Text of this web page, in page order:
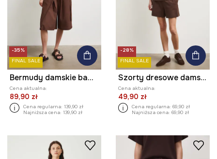
-35%
FINAL SALE
Bermudy damskie bawełniane gładkie
Cena aktualna:
89,90 zł
Cena regularna: 139,90 zł
Najniższa cena: 139,90 zł
-28%
FINAL SALE
Szorty dresowe damskie bawełniane regular waist
Cena aktualna:
49,90 zł
Cena regularna: 69,90 zł
Najniższa cena: 69,90 zł